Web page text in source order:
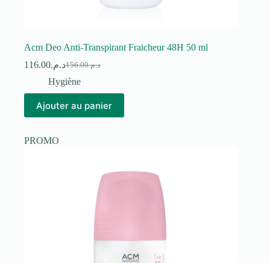
Acm Deo Anti-Transpirant Fraicheur 48H 50 ml
د.م.156.00
Le
prix
était :
د.م.116.00
Le
prix
est :
Hygiène
Ajouter au panier
PROMO